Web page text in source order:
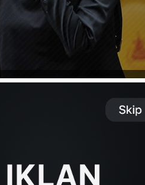
dan dika fankan di Masjid
sama selepas waktu zuhur.
Sharafuddin Idris Shah, Tengku